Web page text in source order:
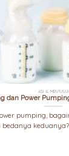
ASI & MENYUSUI
dan Power
pumping,
bedanya keduanya?